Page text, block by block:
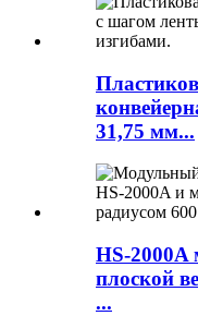
31,75 мм...
HS-2000A
плоской
...